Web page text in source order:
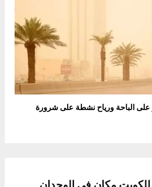
على الباحة ورياح نشطة على شرورة